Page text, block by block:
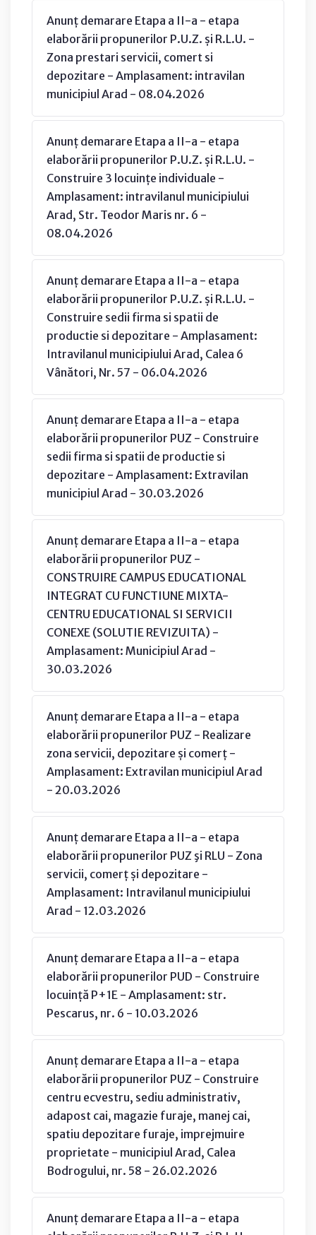
Anunț demarare Etapa a II-a - etapa
elaborării propunerilor P.U.Z. și R.L.U. -
Zona prestari servicii, comert si
depozitare - Amplasament: intravilan
municipiul Arad - 08.04.2026
Anunț demarare Etapa a II-a - etapa
elaborării propunerilor P.U.Z. și R.L.U. -
Construire 3 locuințe individuale -
Amplasament: intravilanul municipiului
Arad, Str. Teodor Maris nr. 6 -
08.04.2026
Anunț demarare Etapa a II-a - etapa
elaborării propunerilor P.U.Z. și R.L.U. -
Construire sedii firma si spatii de
productie si depozitare - Amplasament:
Intravilanul municipiului Arad, Calea 6
Vânători, Nr. 57 - 06.04.2026
Anunț demarare Etapa a II-a - etapa
elaborării propunerilor PUZ - Construire
sedii firma si spatii de productie si
depozitare - Amplasament: Extravilan
municipiul Arad - 30.03.2026
Anunț demarare Etapa a II-a - etapa
elaborării propunerilor PUZ -
CONSTRUIRE CAMPUS EDUCATIONAL
INTEGRAT CU FUNCTIUNE MIXTA-
CENTRU EDUCATIONAL SI SERVICII
CONEXE (SOLUTIE REVIZUITA) -
Amplasament: Municipiul Arad -
30.03.2026
Anunț demarare Etapa a II-a - etapa
elaborării propunerilor PUZ - Realizare
zona servicii, depozitare și comerț -
Amplasament: Extravilan municipiul Arad
- 20.03.2026
Anunț demarare Etapa a II-a - etapa
elaborării propunerilor PUZ şi RLU - Zona
servicii, comerț și depozitare -
Amplasament: Intravilanul municipiului
Arad - 12.03.2026
Anunț demarare Etapa a II-a - etapa
elaborării propunerilor PUD - Construire
locuință P+1E - Amplasament: str.
Pescarus, nr. 6 - 10.03.2026
Anunț demarare Etapa a II-a - etapa
elaborării propunerilor PUZ - Construire
centru ecvestru, sediu administrativ,
adapost cai, magazie furaje, manej cai,
spatiu depozitare furaje, imprejmuire
proprietate - municipiul Arad, Calea
Bodrogului, nr. 58 - 26.02.2026
Anunț demarare Etapa a II-a - etapa